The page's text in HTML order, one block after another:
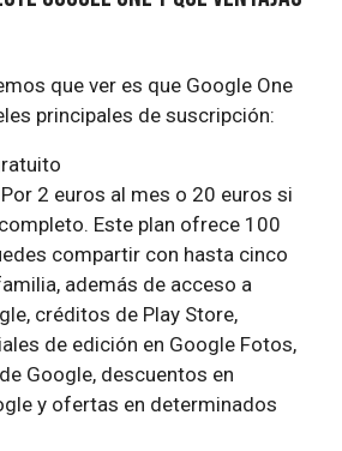
que ver es que Google One
principales de suscripción:
Por 2 euros al mes o 20 euros si
Este plan ofrece 100
compartir con hasta cinco
además de acceso a
créditos de Play Store,
de edición en Google Fotos,
Google, descuentos en
y ofertas en determinados